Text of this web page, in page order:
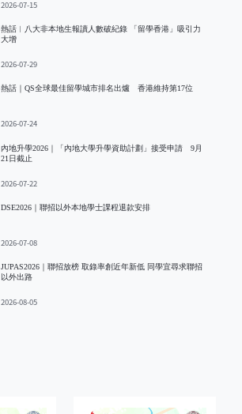
2026-07-15
熱話︱八大非本地生報讀人數破紀錄 「留學香港」吸引力
大增
2026-07-29
熱話｜QS全球最佳留學城市排名出爐 香港維持第17位
2026-07-24
內地升學2026｜「內地大學升學資助計劃」接受申請 9月
21日截止
2026-07-22
DSE2026｜聯招以外本地學士課程退款安排
2026-07-08
JUPAS2026｜聯招放榜 取錄率創近年新低 同學宜尋求聯招
以外出路
2026-08-05